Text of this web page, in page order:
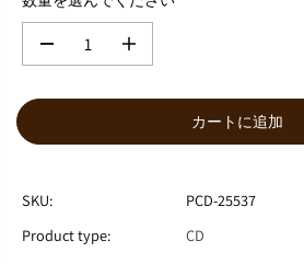
格
e
e
数
カートに追加
SKU:
PCD-25537
Product type:
CD